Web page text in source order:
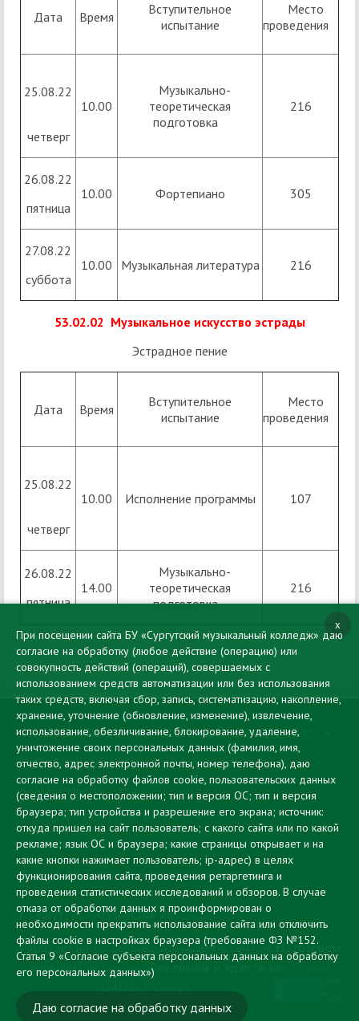
Дата Время
Вступительное
испытание
Место
проведения
25.08.22
четверг
10.00
Музыкально-
теоретическая
подготовка
216
26.08.22
пятница
10.00 Фортепиано 305
27.08.22
суббота
10.00 Музыкальная литература 216
53.02.02 Музыкальное искусство эстрады
Эстрадное пение
Дата Время
Вступительное
испытание
Место
проведения
25.08.22
четверг
10.00 Исполнение программы 107
26.08.22
пятница
14.00
Музыкально-
теоретическая
подготовка
216
СВЕДЕНИЯ ОБ ОБРАЗОВАТЕЛЬНОЙ ОРГАНИЗАЦИИ
ЦИФРОВАЯ ОБРАЗОВАТЕЛЬНАЯ СРЕДА
АБИТУРИЕНТУ
МУЗЫКА КАК СТИЛЬ ЖИЗНИ
ПРОТИВОДЕЙСТВИЕ КОРРУПЦИИ
© 2026 БУ "Сургутский музыкальный колледж"
г. Сургут, ул. Энтузиастов 28
Работает на 1С-Битрикс: Управление Сайтом. На готовом
решенииСайт школы. Внедрение и адаптация -
Студия
«МАЙ», г. Сургут
x
При посещении сайта БУ «Сургутский музыкальный колледж» даю
согласие на обработку (любое действие (операцию) или
совокупность действий (операций), совершаемых с
использованием средств автоматизации или без использования
таких средств, включая сбор, запись, систематизацию, накопление,
хранение, уточнение (обновление, изменение), извлечение,
использование, обезличивание, блокирование, удаление,
уничтожение своих персональных данных (фамилия, имя,
отчество, адрес электронной почты, номер телефона), даю
согласие на обработку файлов cookie, пользовательских данных
(сведения о местоположении; тип и версия ОС; тип и версия
браузера; тип устройства и разрешение его экрана; источник:
откуда пришел на сайт пользователь; с какого сайта или по какой
рекламе; язык ОС и браузера; какие страницы открывает и на
какие кнопки нажимает пользователь; ip-адрес) в целях
функционирования сайта, проведения ретаргетинга и
проведения статистических исследований и обзоров. В случае
отказа от обработки данных я проинформирован о
необходимости прекратить использование сайта или отключить
файлы cookie в настройках браузера (требование ФЗ №152.
Статья 9 «Согласие субъекта персональных данных на обработку
его персональных данных»)
Даю согласие на обработку данных